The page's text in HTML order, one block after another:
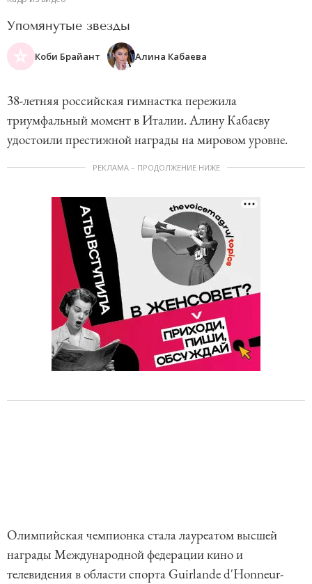
Упомянутые звезды
Коби Брайант Алина Кабаева
38-летняя российская гимнастка пережила
триумфальный момент в Италии. Алину Кабаеву
удостоили престижной награды на мировом уровне.
РЕКЛАМА – ПРОДОЛЖЕНИЕ НИЖЕ
Олимпийская чемпионка стала лауреатом высшей
награды Международной федерации кино и
телевидения в области спорта Guirlande d'Honneur-